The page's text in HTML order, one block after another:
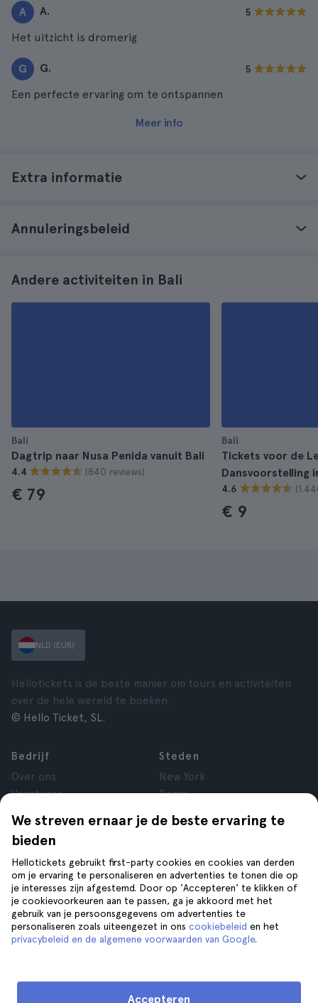
A A. 5
Het uitzicht is dromerig
G G. 5
Een perfecte ervaring om te ontspannen
Meer info
Extra informatie
Annuleringsbeleid
Andere activiteiten in Bali
Bali
Dagtrip naar Nusa Penida vanuit Bali
4.4 (840 reviews)
€ 79
Bali
Tickets voor de
Dansvoorstelling
4.6
€ 9
We streven ernaar je de beste ervaring te
bieden
Hellotickets gebruikt first-party cookies en cookies van derden
om je ervaring te personaliseren en advertenties te tonen die op
je interesses zijn afgestemd. Door op 'Accepteren' te klikken of
je cookievoorkeuren aan te passen, ga je akkoord met het
gebruik van je persoonsgegevens om advertenties te
personaliseren zoals uiteengezet in ons cookiebeleid en het
privacybeleid en de algemene voorwaarden van Google.
Accepteren
NLD (EUR)
Hellotickets is de beste manier om tours en activiteiten
over de hele wereld te boeken.
© Hello Ticket, SL.
Bedrijf
Over ons
Vacatures
Reviews
Privacy
Voorwaarden
Juridische kennisgeving
Cookies
Steden
New York
Rome
Londen
Krakau
Tenerife
Help
Volg ons op